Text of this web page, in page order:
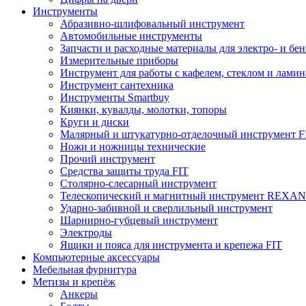
Инструменты
Абразивно-шлифовальный инструмент
Автомобильные инструменты
Запчасти и расходные материалы для электро- и
Измерительные приборы
Инструмент для работы с кафелем, стеклом и
Инструмент сантехника
Инструменты Smartbuy
Киянки, кувалды, молотки, топоры
Круги и диски
Малярный и штукатурно-отделочный инструмент
Ножи и ножницы технические
Прочий инструмент
Средства защиты труда FIT
Столярно-слесарный инструмент
Телескопический и магнитный инструмент
Ударно-забивной и сверлильный инструмент
Шарнирно-губцевый инструмент
Электроды
Ящики и пояса для инструмента и крепежа FIT
Компьютерные аксессуары
Мебельная фурнитура
Метизы и крепёж
Анкеры